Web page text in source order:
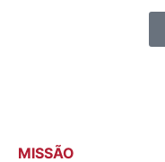
MISSÃO